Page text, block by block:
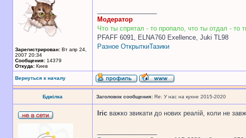
Зарегистрирован: Вт апр 24,
2007 20:34
Сообщения: 14379
Откуда: Киев
Модератор
Что ты спрятал - то пропало, что ты отдал - то
PFAFF 6091, ELNA760 Exellence, Juki TL98
Разное ОткрыткиТазики
Вернуться к началу
Бджілка Заголовок сообщения: Re: У нас на кухне 2015-2020
Iric важко звикати до нових реалій, коли не